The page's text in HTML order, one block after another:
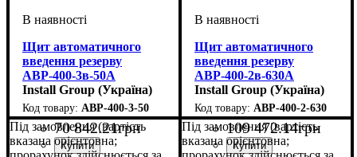
Щит автоматичного
введення резерву
АВР-400-3в-50А
Install Group (Україна)
АВР-400-3-50
70 842.21грн
Щит автоматичного
введення резерву
АВР-400-2в-630А
Install Group (Україна)
АВР-400-2-630
109 472.14грн
Під замовлення (вартість
вказана орієнтовна;
Під замовлення (вартість
вказана орієнтовна;